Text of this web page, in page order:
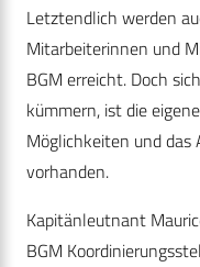
Letztendlich werden
Mitarbeiterinnen und
BGM erreicht. Doch
kümmern, ist die
Möglichkeiten und das
vorhanden.
Kapitänleutnant
BGM